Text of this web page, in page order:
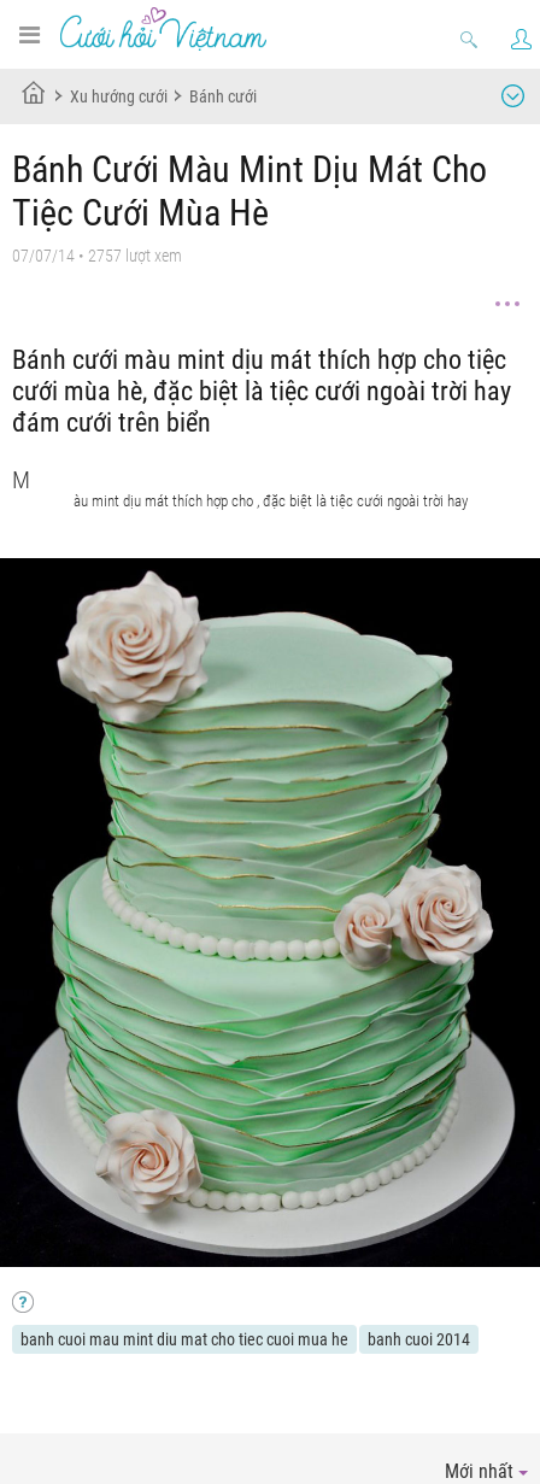
Xu hướng cưới Bánh cưới
Bánh Cưới Màu Mint Dịu Mát Cho
Tiệc Cưới Mùa Hè
07/07/14 • 2757 lượt xem
Bánh cưới màu mint dịu mát thích hợp cho tiệc
cưới mùa hè, đặc biệt là tiệc cưới ngoài trời hay
đám cưới trên biển
M
àu mint dịu mát thích hợp cho , đặc biệt là tiệc cưới ngoài trời hay
banh cuoi mau mint diu mat cho tiec cuoi mua he banh cuoi 2014
Mới nhất